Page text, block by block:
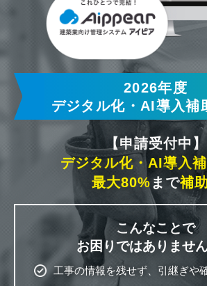
2026年度
デジタル化・AI導入補
【申請受付中】
デジタル化・AI導入
最大80% まで補助
こんなことで
お困りではありませ
工事の情報を残せず、引継ぎや